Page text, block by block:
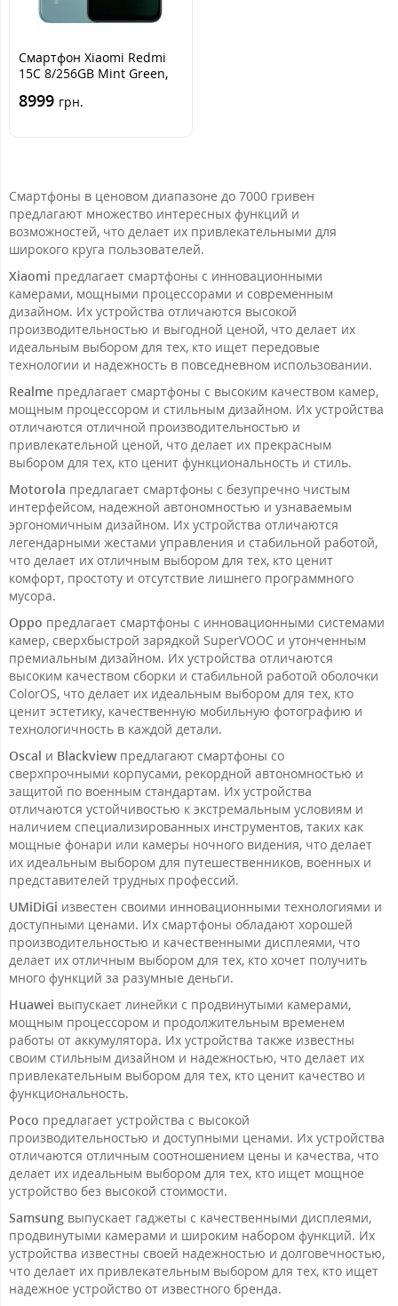
Смартфон Xiaomi Redmi
15C 8/256GB Mint Green,
8999 грн.
Смартфоны в ценовом диапазоне до 7000 гривен
предлагают множество интересных функций и
возможностей, что делает их привлекательными для
широкого круга пользователей.
Xiaomi предлагает смартфоны с инновационными
камерами, мощными процессорами и современным
дизайном. Их устройства отличаются высокой
производительностью и выгодной ценой, что делает их
идеальным выбором для тех, кто ищет передовые
технологии и надежность в повседневном использовании.
Realme предлагает смартфоны с высоким качеством камер,
мощным процессором и стильным дизайном. Их устройства
отличаются отличной производительностью и
привлекательной ценой, что делает их прекрасным
выбором для тех, кто ценит функциональность и стиль.
Motorola предлагает смартфоны с безупречно чистым
интерфейсом, надежной автономностью и узнаваемым
эргономичным дизайном. Их устройства отличаются
легендарными жестами управления и стабильной работой,
что делает их отличным выбором для тех, кто ценит
комфорт, простоту и отсутствие лишнего программного
мусора.
Oppo предлагает смартфоны с инновационными системами
камер, сверхбыстрой зарядкой SuperVOOC и утонченным
премиальным дизайном. Их устройства отличаются
высоким качеством сборки и стабильной работой оболочки
ColorOS, что делает их идеальным выбором для тех, кто
ценит эстетику, качественную мобильную фотографию и
технологичность в каждой детали.
Oscal и Blackview предлагают смартфоны со
сверхпрочными корпусами, рекордной автономностью и
защитой по военным стандартам. Их устройства
отличаются устойчивостью к экстремальным условиям и
наличием специализированных инструментов, таких как
мощные фонари или камеры ночного видения, что делает
их идеальным выбором для путешественников, военных и
представителей трудных профессий.
UMiDiGi известен своими инновационными технологиями и
доступными ценами. Их смартфоны обладают хорошей
производительностью и качественными дисплеями, что
делает их отличным выбором для тех, кто хочет получить
много функций за разумные деньги.
Huawei выпускает линейки с продвинутыми камерами,
мощным процессором и продолжительным временем
работы от аккумулятора. Их устройства также известны
своим стильным дизайном и надежностью, что делает их
привлекательным выбором для тех, кто ценит качество и
функциональность.
Poco предлагает устройства с высокой
производительностью и доступными ценами. Их устройства
отличаются отличным соотношением цены и качества, что
делает их идеальным выбором для тех, кто ищет мощное
устройство без высокой стоимости.
Samsung выпускает гаджеты с качественными дисплеями,
продвинутыми камерами и широким набором функций. Их
устройства известны своей надежностью и долговечностью,
что делает их привлекательным выбором для тех, кто ищет
надежное устройство от известного бренда.